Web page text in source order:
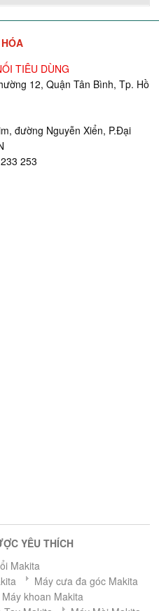
TIÊU DÙNG
12, Quận Tân Bình, Tp. Hồ
đường Nguyễn Xiển, P.Đại
253
YÊU THÍCH
Makita
Máy cưa đa góc Makita
Máy khoan Makita